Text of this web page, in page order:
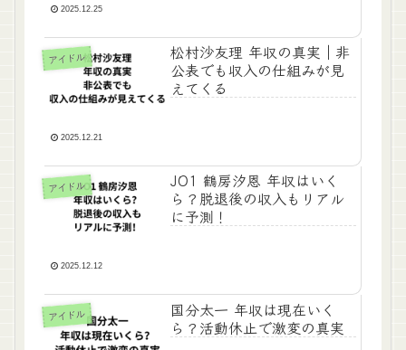
2025.12.25
アイドル
松村沙友理 年収の真実｜非
公表でも収入の仕組みが見
えてくる
2025.12.21
アイドル
JO1 鶴房汐恩 年収はいく
ら？脱退後の収入もリアル
に予測！
2025.12.12
アイドル
国分太一 年収は現在いく
ら？活動休止で激変の真実